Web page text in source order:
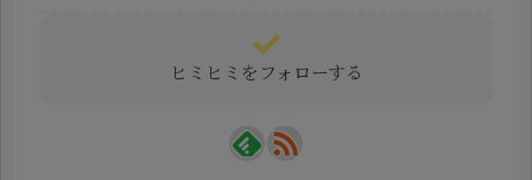
ヒミヒミをフォローする